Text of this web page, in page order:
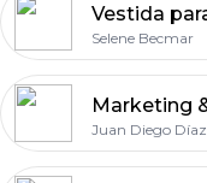
Selene Becmar
Juan Diego Díaz